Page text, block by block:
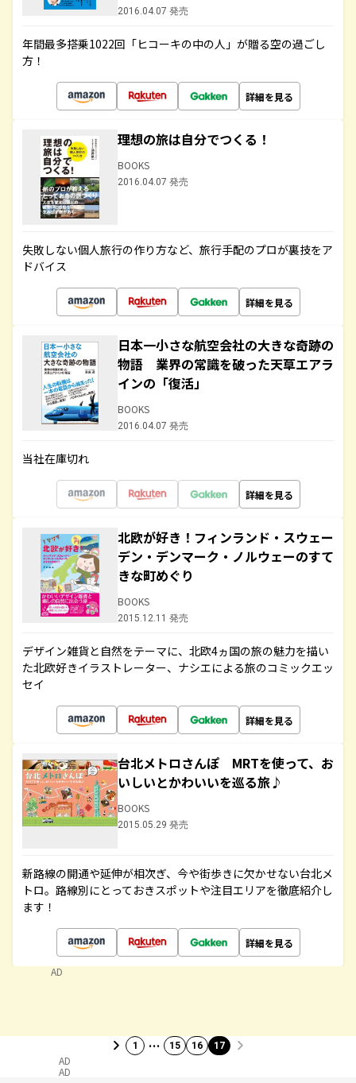
2016.04.07 発売
年間最多搭乗1022回「ヒコーキの中の人」が贈る空の過ごし
方！
詳細を見る
理想の旅は自分でつくる！
BOOKS
2016.04.07 発売
失敗しない個人旅行の作り方など、旅行手配のプロが裏技をア
ドバイス
詳細を見る
日本一小さな航空会社の大きな奇跡の
物語 業界の常識を破った天草エアラ
インの「復活」
BOOKS
2016.04.07 発売
当社在庫切れ
詳細を見る
北欧が好き！フィンランド・スウェー
デン・デンマーク・ノルウェーのすて
きな町めぐり
BOOKS
2015.12.11 発売
デザイン雑貨と自然をテーマに、北欧4ヵ国の旅の魅力を描い
た北欧好きイラストレーター、ナシエによる旅のコミックエッ
セイ
詳細を見る
台北メトロさんぽ MRTを使って、お
いしいとかわいいを巡る旅♪
BOOKS
2015.05.29 発売
新路線の開通や延伸が相次ぎ、今や街歩きに欠かせない台北メ
トロ。路線別にとっておきスポットや注目エリアを徹底紹介し
ます！
詳細を見る
AD
1 … 15 16 17
AD
AD